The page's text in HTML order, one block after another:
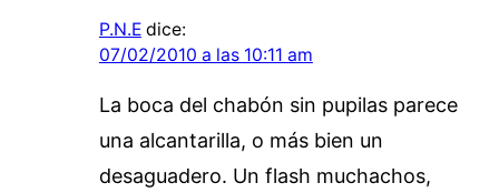
P.N.E dice:
07/02/2010 a las 10:11 am
La boca del chabón sin pupilas parece
una alcantarilla, o más bien un
desaguadero. Un flash muchachos,